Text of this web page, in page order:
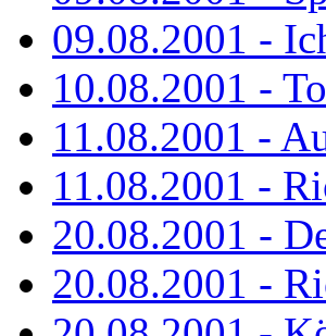
09.08.2001 -
10.08.2001 -
11.08.2001 -
11.08.2001 -
20.08.2001 -
20.08.2001 -